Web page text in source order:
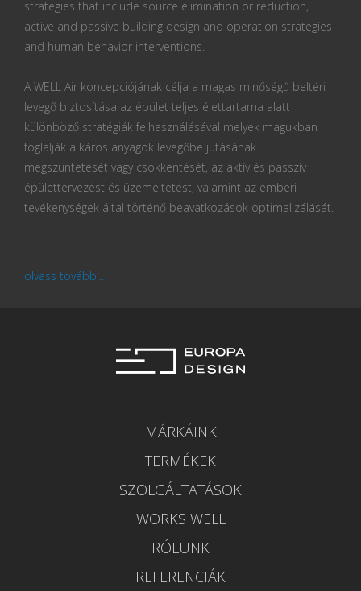
strategies that include source elimination or reduction,
active and passive building design and operation strategies
and human behavior interventions.
A WELL Air koncepciójának célja a magas minőségű beltéri
levegő biztosítása az épület teljes élettartama alatt
különböző stratégiák felhasználásával melyek magukban
foglalják a káros anyagok levegőbe jutásának
megszüntetését vagy csökkentését, az aktív és passzív
épülettervezést és üzemeltetést, valamint az emberi
tevékenységek által történő beavatkozások optimalizálását.
olvass tovább...
MÁRKÁINK
TERMÉKEK
SZOLGÁLTATÁSOK
WORKS WELL
RÓLUNK
REFERENCIÁK